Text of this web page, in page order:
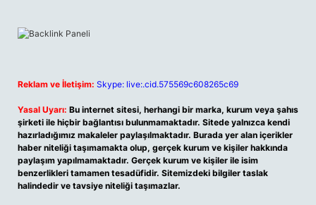
Reklam ve İletişim: Skype: live:.cid.575569c608265c69
Yasal Uyarı: Bu internet sitesi, herhangi bir marka, kurum veya şahıs
şirketi ile hiçbir bağlantısı bulunmamaktadır. Sitede yalnızca kendi
hazırladığımız makaleler paylaşılmaktadır. Burada yer alan içerikler
haber niteliği taşımamakta olup, gerçek kurum ve kişiler hakkında
paylaşım yapılmamaktadır. Gerçek kurum ve kişiler ile isim
benzerlikleri tamamen tesadüfidir. Sitemizdeki bilgiler taslak
halindedir ve tavsiye niteliği taşımazlar.